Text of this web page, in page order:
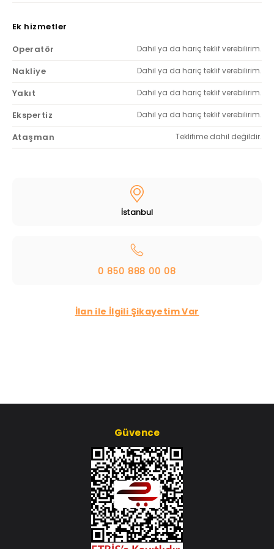
Ek hizmetler
Operatör
Dahil ya da hariç teklif verebilirim.
Nakliye Dahil ya da hariç teklif verebilirim.
Yakıt Dahil ya da hariç teklif verebilirim.
Ekspertiz Dahil ya da hariç teklif verebilirim.
Ataşman Teklifime dahil değildir.
İstanbul
0 850 888 00 08
İlan ile İlgili Şikayetim Var
Güvence